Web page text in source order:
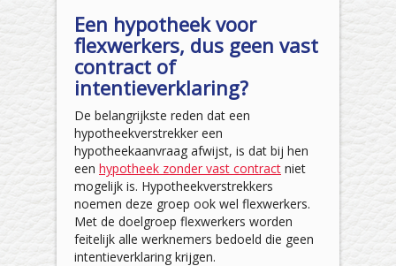
Een hypotheek voor
flexwerkers, dus geen vast
contract of
intentieverklaring?
De belangrijkste reden dat een
hypotheekverstrekker een
hypotheekaanvraag afwijst, is dat bij hen
een hypotheek zonder vast contract niet
mogelijk is. Hypotheekverstrekkers
noemen deze groep ook wel flexwerkers.
Met de doelgroep flexwerkers worden
feitelijk alle werknemers bedoeld die geen
intentieverklaring krijgen.